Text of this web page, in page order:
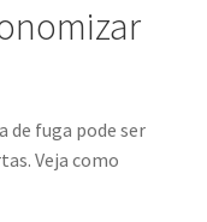
de fuga pode ser
Veja como